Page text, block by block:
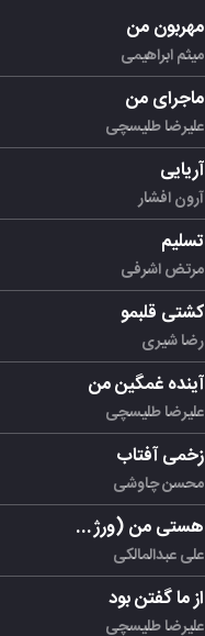
مهربون من
میثم ابراهیمی
ماجرای من
علیرضا طلیسچی
آریایی
آرون افشار
تسلیم
مرتض اشرفی
کشتی قلبمو
رضا شیری
آینده غمگین من
علیرضا طلیسچی
زخمی آفتاب
محسن چاوشی
هستی من (ورژن جدید)
علی عبدالمالکی
از ما گفتن بود
علیرضا طلیسچی